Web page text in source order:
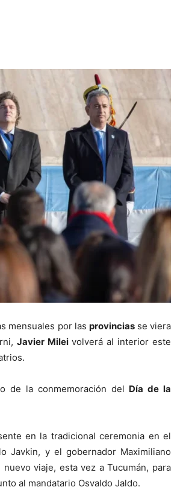
mensuales por lasprovincias se viera
Javier Milei volverá al interior este
de la conmemoración del Día de la
en la tradicional ceremonia en el
Javkin, y el gobernador Maximiliano
viaje, esta vez a Tucumán, para
al mandatario Osvaldo Jaldo.